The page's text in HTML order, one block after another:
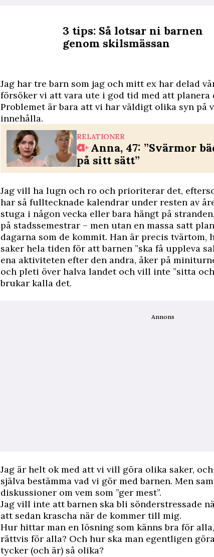
3 tips: Så lotsar ni barnen
genom skilsmässan
Jag har tre barn som jag och mitt ex har delad
försöker vi att vara ute i god tid med att planera
Problemet är bara att vi har väldigt olika syn på
innehålla.
RELATIONER
Anna, 47: ”Svärmor
på sitt sätt”
Jag vill ha lugn och ro och prioriterar det,
har så fulltecknade kalendrar under resten av
stuga i någon vecka eller bara hängt på
på stadssemestrar – men utan en massa satt
dagarna som de kommit. Han är precis tvärtom,
saker hela tiden för att barnen ”ska få uppleva
ena aktiviteten efter den andra, åker på
och pleti över halva landet och vill inte ”sitta
brukar kalla det.
Annons
Jag är helt ok med att vi vill göra olika saker,
själva bestämma vad vi gör med barnen. Men
diskussioner om vem som ”ger mest”.
Jag vill inte att barnen ska bli sönderstressade
att sedan krascha när de kommer till mig.
Hur hittar man en lösning som känns bra för
rättvis för alla? Och hur ska man egentligen
tycker (och är) så olika?